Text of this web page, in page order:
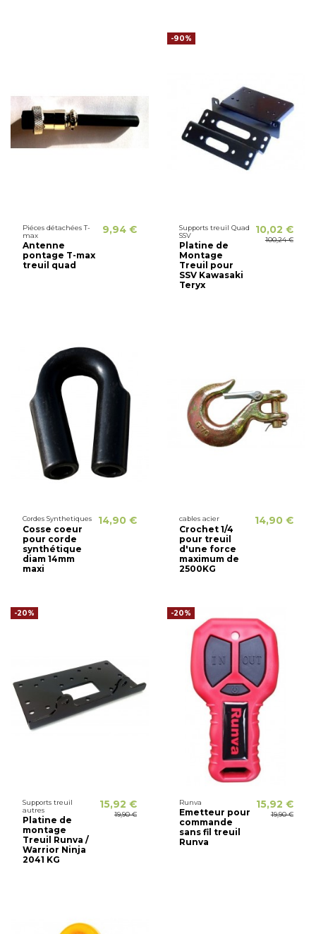
Piéces détachées T-
max
Antenne
pontage T-max
treuil quad
9,94 €
-90%
Supports treuil Quad
SSV
Platine de
Montage
Treuil pour
SSV Kawasaki
Teryx
10,02 €
100,24 €
Cordes Synthetiques
Cosse coeur
pour corde
synthétique
diam 14mm
maxi
14,90 € cables acier
Crochet 1/4
pour treuil
d'une force
maximum de
2500KG
14,90 €
-20%
Supports treuil
autres
Platine de
montage
Treuil Runva /
Warrior Ninja
2041 KG
15,92 €
19,90 €
-20%
Runva
Emetteur pour
commande
sans fil treuil
Runva
15,92 €
19,90 €